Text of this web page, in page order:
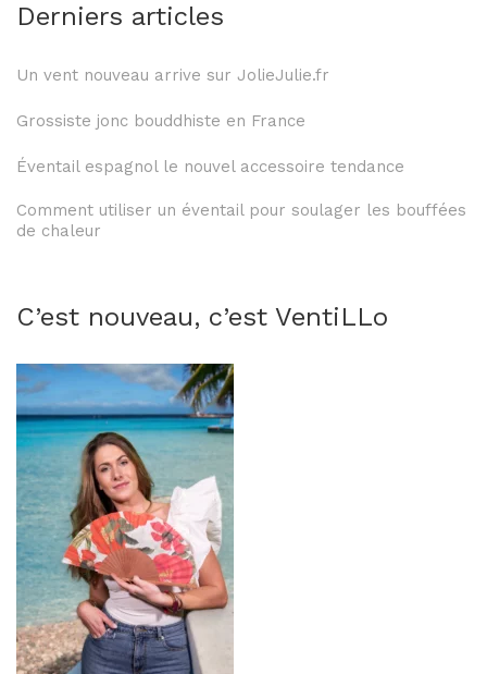
Derniers articles
Un vent nouveau arrive sur JolieJulie.fr
Grossiste jonc bouddhiste en France
Éventail espagnol le nouvel accessoire tendance
Comment utiliser un éventail pour soulager les bouffées
de chaleur
C’est nouveau, c’est VentiLLo